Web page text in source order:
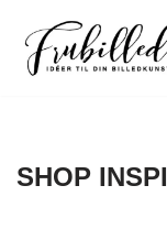
Spring
SHOP